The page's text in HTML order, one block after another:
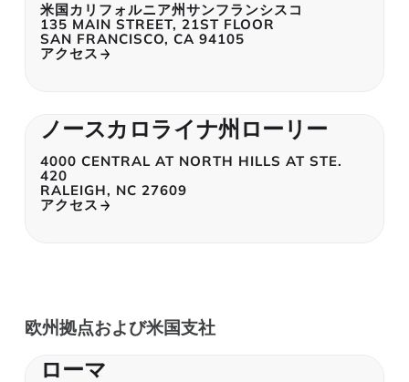
米国カリフォルニア州サンフランシスコ
135 MAIN STREET, 21ST FLOOR
SAN FRANCISCO, CA 94105
アクセス
ノースカロライナ州ローリー
4000 CENTRAL AT NORTH HILLS AT STE.
420
RALEIGH, NC 27609
アクセス
欧州拠点および米国支社
ローマ